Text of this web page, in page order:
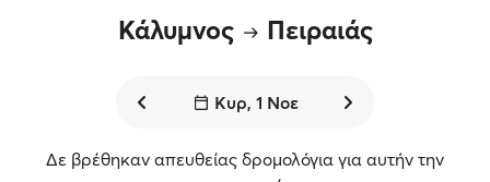
Κάλυμνος Πειραιάς
Κυρ, 1 Νοε
Δε βρέθηκαν απευθείας δρομολόγια για αυτήν την